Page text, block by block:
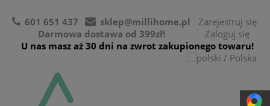
601 651 437
sklep@millihome.pl
Darmowa dostawa od 399zł!
U nas masz aż 30 dni na zwrot zakupionego towaru!
Zarejestruj się
Zaloguj się